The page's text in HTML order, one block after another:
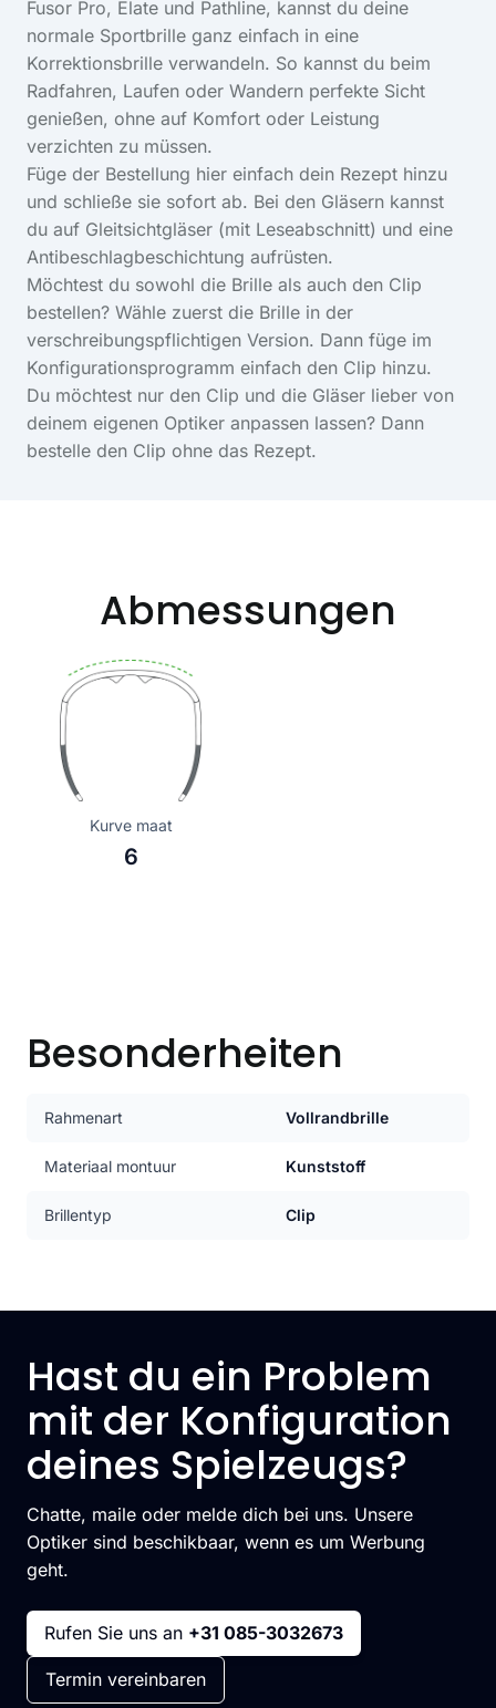
Fusor Pro, Elate und Pathline, kannst du deine
normale Sportbrille ganz einfach in eine
Korrektionsbrille verwandeln. So kannst du beim
Radfahren, Laufen oder Wandern perfekte Sicht
genießen, ohne auf Komfort oder Leistung
verzichten zu müssen.
Füge der Bestellung hier einfach dein Rezept hinzu
und schließe sie sofort ab. Bei den Gläsern kannst
du auf Gleitsichtgläser (mit Leseabschnitt) und eine
Antibeschlagbeschichtung aufrüsten.
Möchtest du sowohl die Brille als auch den Clip
bestellen? Wähle zuerst die Brille in der
verschreibungspflichtigen Version. Dann füge im
Konfigurationsprogramm einfach den Clip hinzu.
Du möchtest nur den Clip und die Gläser lieber von
deinem eigenen Optiker anpassen lassen? Dann
bestelle den Clip ohne das Rezept.
Abmessungen
Kurve maat
6
Besonderheiten
Rahmenart Vollrandbrille
Materiaal montuur Kunststoff
Brillentyp Clip
Hast du ein Problem
mit der Konfiguration
deines Spielzeugs?
Chatte, maile oder melde dich bei uns. Unsere
Optiker sind beschikbaar, wenn es um Werbung
geht.
Rufen Sie uns an +31 085-3032673
Termin vereinbaren